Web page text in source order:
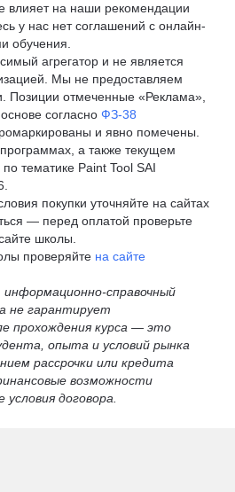
влияет на наши рекомендации
у нас нет соглашений с онлайн-
обучения.
агрегатор и не является
Мы не предоставляем
Позиции отмеченные «Реклама»,
согласно ФЗ-38
и явно помечены.
а также текущем
тематике Paint Tool SAI
покупки уточняйте на сайтах
— перед оплатой проверьте
школы.
проверяйте на сайте
справочный
не гарантирует
прохождения курса — это
опыта и условий рынка
рассрочки или кредита
возможности
договора.